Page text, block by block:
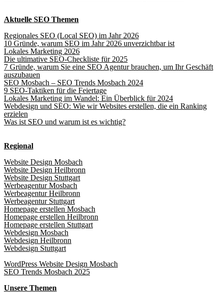
Aktuelle SEO Themen
Regionales SEO (Local SEO) im Jahr 2026
10 Gründe, warum SEO im Jahr 2026 unverzichtbar ist
Lokales Marketing 2026
Die ultimative SEO-Checkliste für 2025
7 Gründe, warum Sie eine SEO Agentur brauchen, um Ihr Geschäft
auszubauen
SEO Mosbach – SEO Trends Mosbach 2024
9 SEO-Taktiken für die Feiertage
Lokales Marketing im Wandel: Ein Überblick für 2024
Webdesign und SEO: Wie wir Websites erstellen, die ein Ranking
erzielen
Was ist SEO und warum ist es wichtig?
Regional
Website Design Mosbach
Website Design Heilbronn
Website Design Stuttgart
Werbeagentur Mosbach
Werbeagentur Heilbronn
Werbeagentur Stuttgart
Homepage erstellen Mosbach
Homepage erstellen Heilbronn
Homepage erstellen Stuttgart
Webdesign Mosbach
Webdesign Heilbronn
Webdesign Stuttgart
WordPress Website Design Mosbach
SEO Trends Mosbach 2025
Unsere Themen